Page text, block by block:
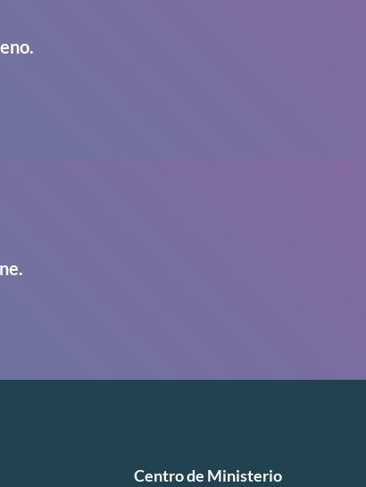
Centro de Ministerio